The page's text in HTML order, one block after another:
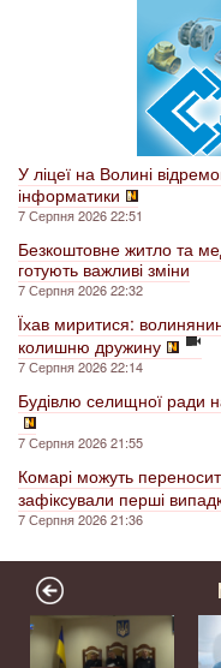
У ліцеї на Волині
інформатики
7 Серпня 2026 22:51
Безкоштовне житло та
готують важливі зміни
7 Серпня 2026 22:32
Їхав миритися:
колишню дружину
7 Серпня 2026 22:14
Будівлю селищної ради
7 Серпня 2026 21:55
Комарі можуть
зафіксували перші
7 Серпня 2026 21:36